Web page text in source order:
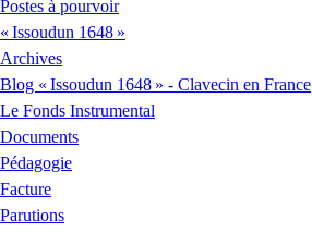
Postes à pourvoir
« Issoudun 1648 »
Archives
Blog « Issoudun 1648 » - Clavecin en France
Le Fonds Instrumental
Documents
Pédagogie
Facture
Parutions